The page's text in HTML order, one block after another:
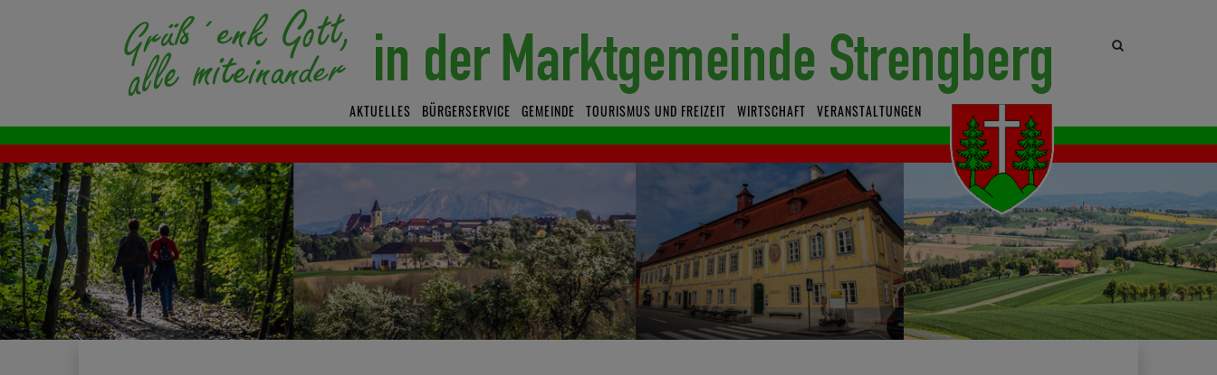
Site
AKTUELLES BÜRGERSERVICE GEMEINDE TOURISMUS UND FREIZEIT WIRTSCHAFT VERANSTALTUNGEN